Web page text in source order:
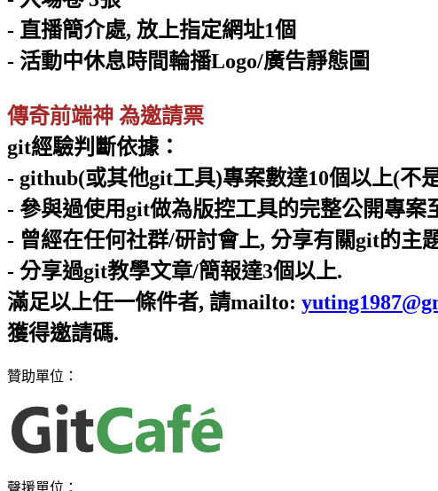
- 直播簡介處, 放上指定網址1個
- 活動中休息時間輪播Logo/廣告靜態圖
傳奇前端神 為邀請票
git經驗判斷依據：
- github(或其他git工具)專案數達10個以上(不
- 參與過使用git做為版控工具的完整公開專案
- 曾經在任何社群/研討會上, 分享有關git的主
- 分享過git教學文章/簡報達3個以上.
滿足以上任一條件者, 請mailto:
獲得邀請碼.
贊助單位：
聲援單位：